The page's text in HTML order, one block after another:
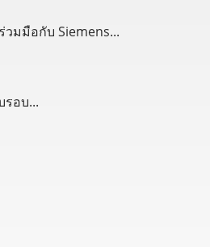
ร่วมมือกับ Siemens...
อบ...